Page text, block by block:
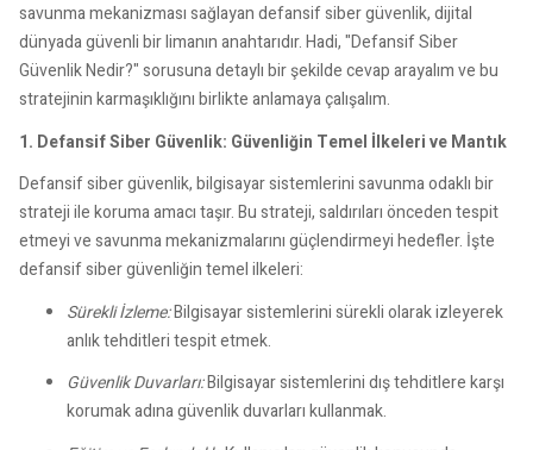
savunma mekanizması sağlayan defansif siber güvenlik, dijital
dünyada güvenli bir limanın anahtarıdır. Hadi, "Defansif Siber
Güvenlik Nedir?" sorusuna detaylı bir şekilde cevap arayalım ve bu
stratejinin karmaşıklığını birlikte anlamaya çalışalım.
1. Defansif Siber Güvenlik: Güvenliğin Temel İlkeleri ve Mantık
Defansif siber güvenlik, bilgisayar sistemlerini savunma odaklı bir
strateji ile koruma amacı taşır. Bu strateji, saldırıları önceden tespit
etmeyi ve savunma mekanizmalarını güçlendirmeyi hedefler. İşte
defansif siber güvenliğin temel ilkeleri:
Sürekli İzleme:Bilgisayar sistemlerini sürekli olarak izleyerek
anlık tehditleri tespit etmek.
Güvenlik Duvarları:Bilgisayar sistemlerini dış tehditlere karşı
korumak adına güvenlik duvarları kullanmak.